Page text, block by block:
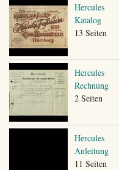
Hercules
Katalog
13 Seiten
Hercules
Rechnung
2 Seiten
Hercules
Anleitung
11 Seiten